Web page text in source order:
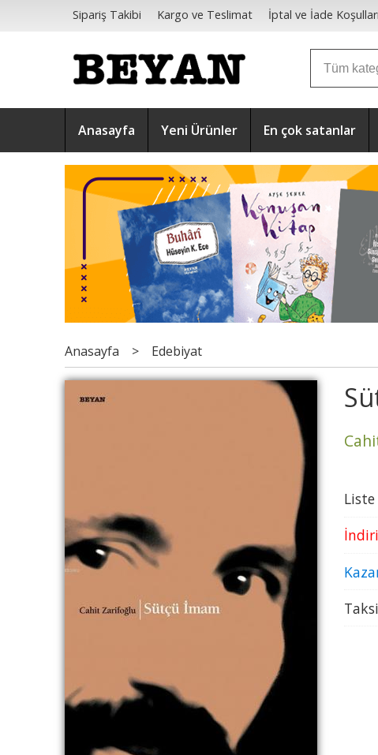
Sipariş Takibi Kargo ve Teslimat İptal ve İade Koşulları
Anasayfa Yeni Ürünler En çok satanlar
Anasayfa > Edebiyat
Liste